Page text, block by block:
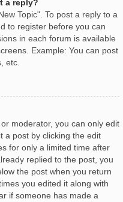
a reply?
Topic". To post a reply to a
to register before you can
in each forum is available
Example: You can post
etc.
moderator, you can only edit
a post by clicking the edit
for only a limited time after
replied to the post, you
the post when you return
you edited it along with
if someone has made a